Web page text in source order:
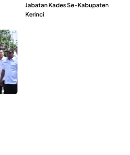
Jabatan Kades Se-Kabupaten
Kerinci